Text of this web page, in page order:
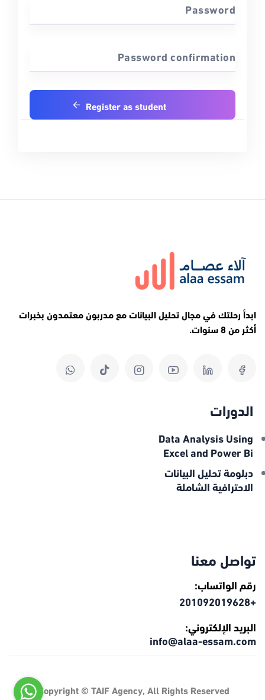
Password
Password confirmation
Register as student
ابدأ رحلتك في مجال تحليل البيانات مع مدربون معتمدون بخبرات
أكثر من 8 سنوات.
الدورات
Data Analysis Using
Excel and Power Bi
دبلومة تحليل البيانات
الاحترافية الشاملة
تواصل معنا
رقم الواتساب:
+201092019628
البريد الإلكتروني:
info@alaa-essam.com
Copyright © TAIF Agency, All Rights Reserved.